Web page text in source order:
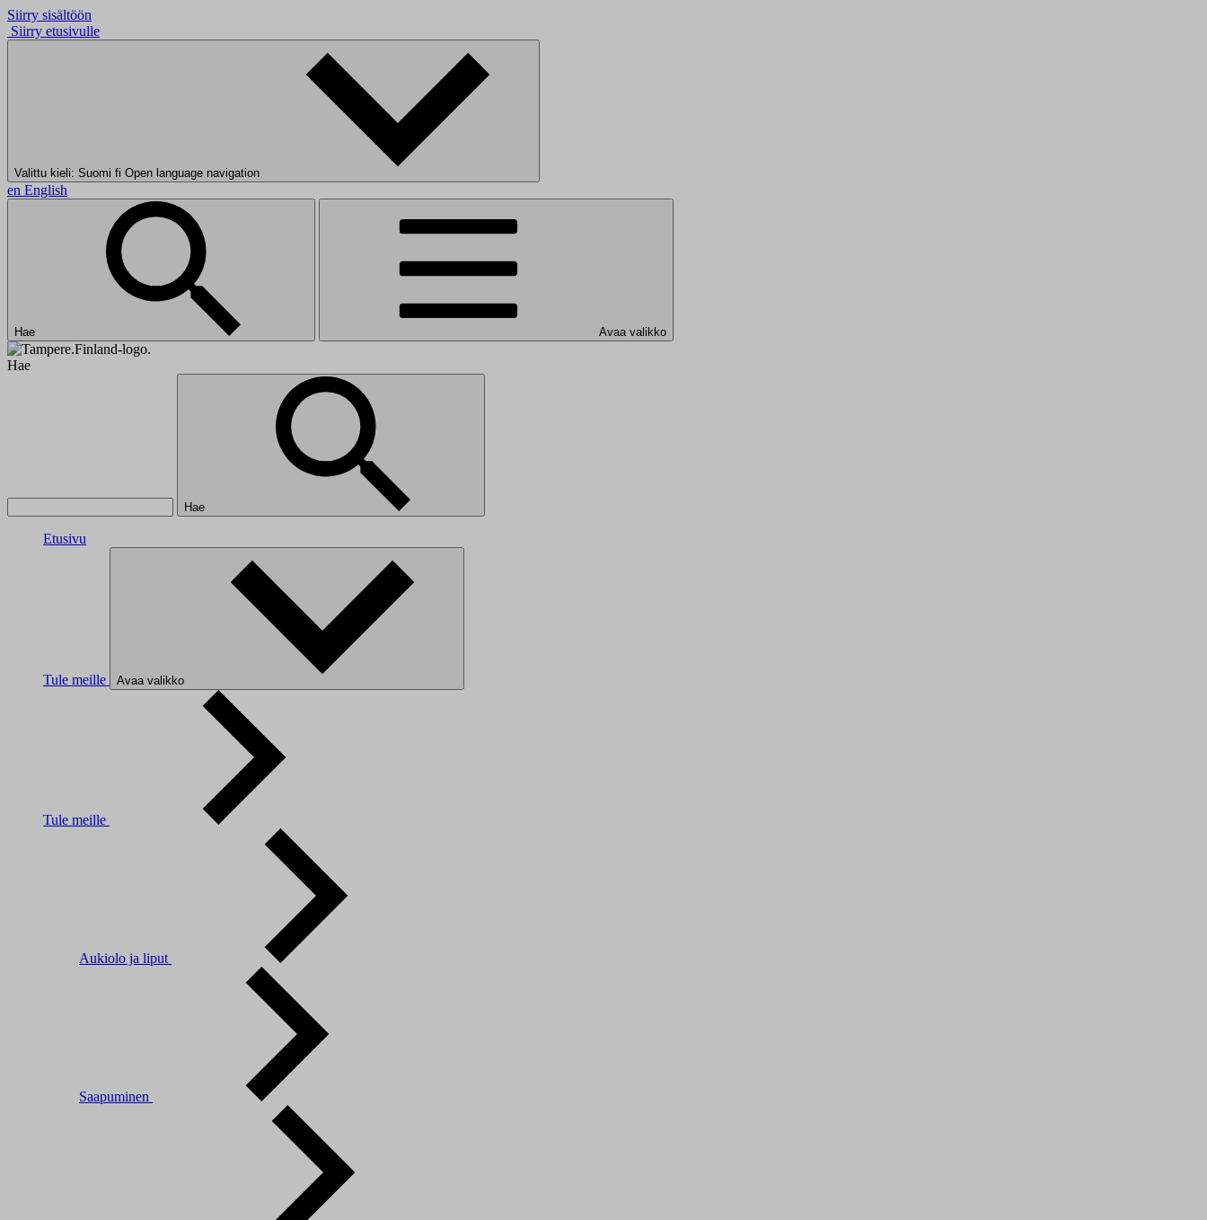
Siirry sisältöön
Siirry etusivulle
Valittu kieli: Suomi fi Open language navigation
en English
Hae Avaa valikko
Hae
Hae
Etusivu
Tule meille Avaa valikko
Tule meille
Aukiolo ja liput
Saapuminen